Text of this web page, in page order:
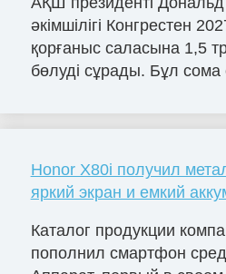
әкімшілігі Конгрестен
қорғаныс саласына 1,5
бөлуді сұрады. Бұл
Honor X80i получил
яркий экран и емкий
Каталог продукции
пополнил смартфон